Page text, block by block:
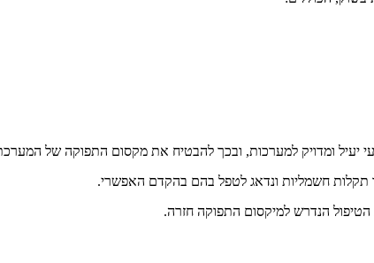
יעיל ומדויק למערכות, ובכך להבטיח את מקסום התפוקה של
הטיפול הנדרש למיקסום התפוקה חזרה.